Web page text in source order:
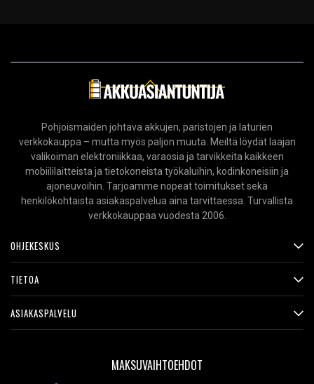
Pohjoismaiden johtava akkujen, paristojen ja laturien
verkkokauppa – mutta myös paljon muuta. Meiltä löydät laajan
valikoiman elektroniikkaa, varaosia ja tarvikkeita kaikkeen
mobiililaitteista ja tietokoneista työkaluihin, kodinkoneisiin ja
ajoneuvoihin. Tarjoamme nopeat toimitukset sekä
henkilökohtaista asiakaspalvelua aina tarvittaessa. Turvallista
verkkokauppaa vuodesta 2006.
OHJEKESKUS
TIETOA
ASIAKASPALVELU
MAKSUVAIHTOEHDOT